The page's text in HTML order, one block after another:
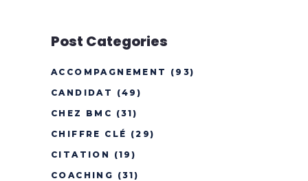
Post Categories
ACCOMPAGNEMENT
(93)
CANDIDAT
(49)
CHEZ BMC (31)
CHIFFRE CLÉ (29)
CITATION
(19)
COACHING (31)